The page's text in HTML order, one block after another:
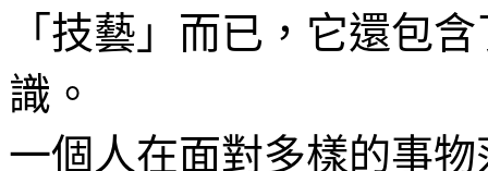
「技藝」而已，它還包
識。
一個人在面對多樣的事